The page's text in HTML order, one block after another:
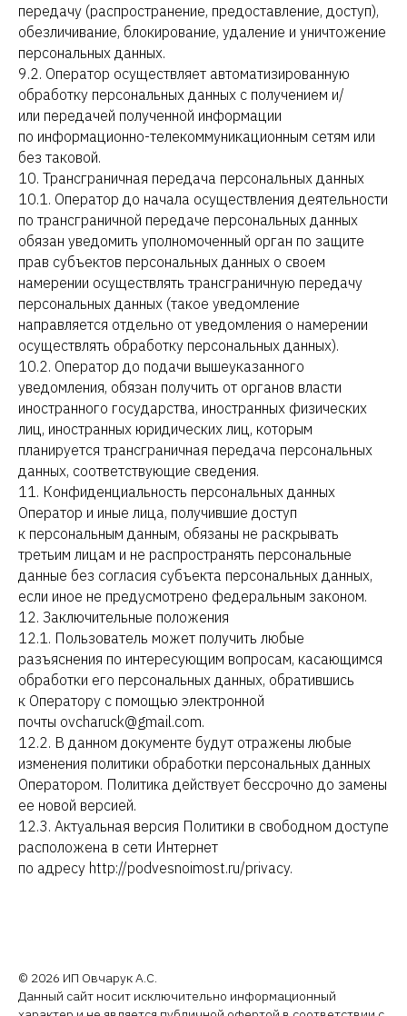
передачу (распространение, предоставление, доступ),
обезличивание, блокирование, удаление и уничтожение
персональных данных.
9.2. Оператор осуществляет автоматизированную
обработку персональных данных с получением и/
или передачей полученной информации
по информационно-телекоммуникационным сетям или
без таковой.
10. Трансграничная передача персональных данных
10.1. Оператор до начала осуществления деятельности
по трансграничной передаче персональных данных
обязан уведомить уполномоченный орган по защите
прав субъектов персональных данных о своем
намерении осуществлять трансграничную передачу
персональных данных (такое уведомление
направляется отдельно от уведомления о намерении
осуществлять обработку персональных данных).
10.2. Оператор до подачи вышеуказанного
уведомления, обязан получить от органов власти
иностранного государства, иностранных физических
лиц, иностранных юридических лиц, которым
планируется трансграничная передача персональных
данных, соответствующие сведения.
11. Конфиденциальность персональных данных
Оператор и иные лица, получившие доступ
к персональным данным, обязаны не раскрывать
третьим лицам и не распространять персональные
данные без согласия субъекта персональных данных,
если иное не предусмотрено федеральным законом.
12. Заключительные положения
12.1. Пользователь может получить любые
разъяснения по интересующим вопросам, касающимся
обработки его персональных данных, обратившись
к Оператору с помощью электронной
почты ovcharuck@gmail.com.
12.2. В данном документе будут отражены любые
изменения политики обработки персональных данных
Оператором. Политика действует бессрочно до замены
ее новой версией.
12.3. Актуальная версия Политики в свободном доступе
расположена в сети Интернет
по адресу http://podvesnoimost.ru/privacy.
© 2026 ИП Овчарук А.С.
Данный сайт носит исключительно информационный